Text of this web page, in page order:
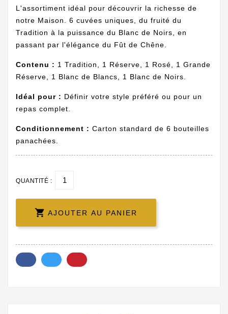
L'assortiment idéal pour découvrir la richesse de
notre Maison. 6 cuvées uniques, du fruité du
Tradition à la puissance du Blanc de Noirs, en
passant par l'élégance du Fût de Chêne.
Contenu : 1 Tradition, 1 Réserve, 1 Rosé, 1 Grande
Réserve, 1 Blanc de Blancs, 1 Blanc de Noirs.
Idéal pour : Définir votre style préféré ou pour un
repas complet.
Conditionnement : Carton standard de 6 bouteilles
panachées.
QUANTITÉ :
 AJOUTER AU PANIER